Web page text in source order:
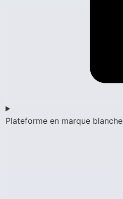
Plateforme en marque blanche